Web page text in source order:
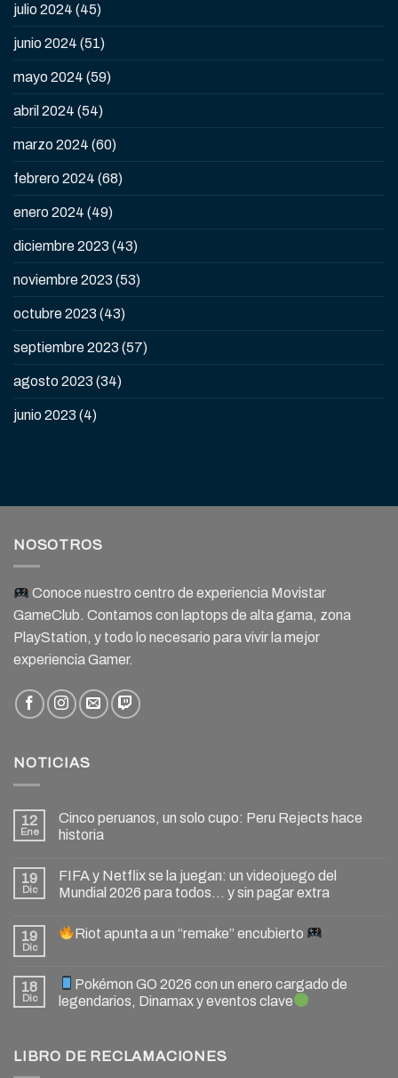
julio 2024 (45)
junio 2024 (51)
mayo 2024 (59)
abril 2024 (54)
marzo 2024 (60)
febrero 2024 (68)
enero 2024 (49)
diciembre 2023 (43)
noviembre 2023 (53)
octubre 2023 (43)
septiembre 2023 (57)
agosto 2023 (34)
junio 2023 (4)
NOSOTROS
Conoce nuestro centro de experiencia Movistar
GameClub. Contamos con laptops de alta gama, zona
PlayStation, y todo lo necesario para vivir la mejor
experiencia Gamer.
NOTICIAS
12
Ene
Cinco peruanos, un solo cupo: Peru Rejects hace
historia
19
Dic
FIFA y Netflix se la juegan: un videojuego del
Mundial 2026 para todos… y sin pagar extra
19
Dic
Riot apunta a un “remake” encubierto
18
Dic
Pokémon GO 2026 con un enero cargado de
legendarios, Dinamax y eventos clave
LIBRO DE RECLAMACIONES